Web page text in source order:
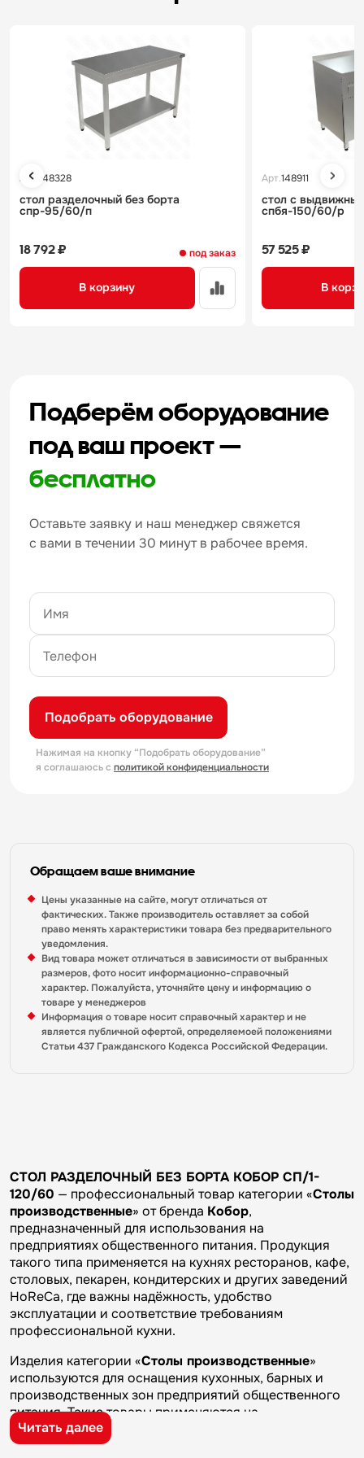
Арт. 148328
стол разделочный без борта
спр-95/60/п
под заказ
18 792 ₽
В корзину
Арт.148911
стол с
спбя-150/60/р
57 525 ₽
В
Подберём оборудование
под ваш проект —
бесплатно
Оставьте заявку и наш менеджер свяжется
с вами в течении 30 минут в рабочее время.
Подобрать оборудование
Нажимая на кнопку “Подобрать оборудование”
я соглашаюсь с политикой конфиденциальности
Обращаем ваше внимание
Цены указанные на сайте, могут отличаться от
фактических. Также производитель оставляет за собой
право менять характеристики товара без предварительного
уведомления.
Вид товара может отличаться в зависимости от выбранных
размеров, фото носит информационно-справочный
характер. Пожалуйста, уточняйте цену и информацию о
товаре у менеджеров
Информация о товаре носит справочный характер и не
является публичной офертой, определяемоей положениями
Статьи 437 Гражданского Кодекса Российской Федерации.
СТОЛ РАЗДЕЛОЧНЫЙ БЕЗ БОРТА КОБОР СП/1-
120/60 — профессиональный товар категории «Столы
производственные» от бренда Кобор,
предназначенный для использования на
предприятиях общественного питания. Продукция
такого типа применяется на кухнях ресторанов, кафе,
столовых, пекарен, кондитерских и других заведений
HoReCa, где важны надёжность, удобство
эксплуатации и соответствие требованиям
профессиональной кухни.
Изделия категории «Столы производственные»
используются для оснащения кухонных, барных и
производственных зон предприятий общественного
питания. Такие товары применяются на
профессиональных кухнях ресторанов и кафе, в
столовых, пекарнях, кондитерских и на пищевых
Читать далее